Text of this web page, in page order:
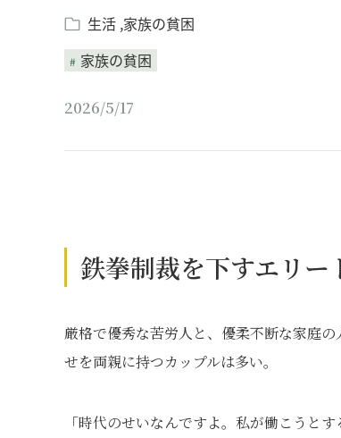
生活 家族の貧困
家族の貧困
2026/5/17
鉄拳制裁を下すエリー
厳格で優秀な苦労人と、優柔不断な家庭
せを両親に持つカップルは多い。
「時代のせいなんですよ。私が働こうと